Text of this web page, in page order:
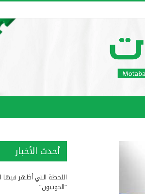
أحدث الأخبار
اللحظة التي أظهر فيها
“الحوثيون”